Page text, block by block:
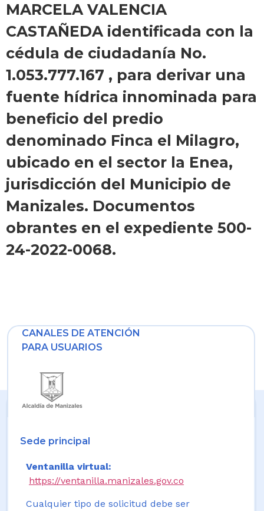
MARCELA VALENCIA
CASTAÑEDA identificada con la
cédula de ciudadanía No.
1.053.777.167 , para derivar una
fuente hídrica innominada para
beneficio del predio
denominado Finca el Milagro,
ubicado en el sector la Enea,
jurisdicción del Municipio de
Manizales. Documentos
obrantes en el expediente 500-
24-2022-0068.
CANALES DE ATENCIÓN
PARA USUARIOS
Sede principal
Ventanilla virtual:
https://ventanilla.manizales.gov.co
Cualquier tipo de solicitud debe ser